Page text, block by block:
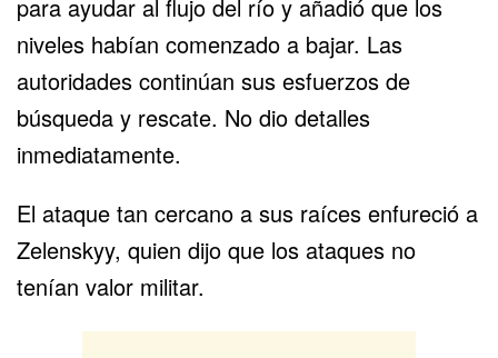
para ayudar al flujo del río y añadió que los
niveles habían comenzado a bajar. Las
autoridades continúan sus esfuerzos de
búsqueda y rescate. No dio detalles
inmediatamente.
El ataque tan cercano a sus raíces enfureció a
Zelenskyy, quien dijo que los ataques no
tenían valor militar.